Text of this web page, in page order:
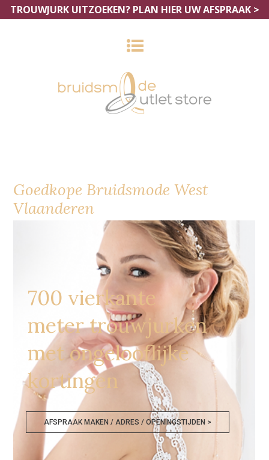
TROUWJURK UITZOEKEN? PLAN HIER UW AFSPRAAK >
Goedkope Bruidsmode West
Vlaanderen
700 vierkante
meter trouwjurken
met ongelooflijke
kortingen
AFSPRAAK MAKEN / ADRES / OPENINGSTIJDEN >